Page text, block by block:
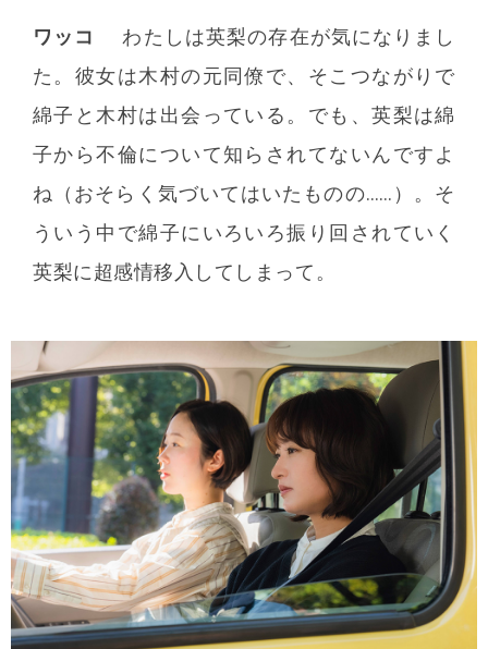
ワッコ
わたしは英梨の存在が気になりまし
た。彼女は木村の元同僚で、そこつながりで
綿子と木村は出会っている。でも、英梨は綿
子から不倫について知らされてないんですよ
ね（おそらく気づいてはいたものの……）。そ
ういう中で綿子にいろいろ振り回されていく
英梨に超感情移入してしまって。